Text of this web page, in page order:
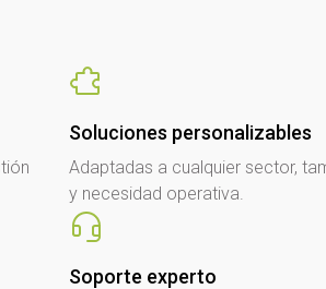
Soluciones personalizables
Adaptadas a cualquier sector,
y necesidad operativa.
Soporte experto